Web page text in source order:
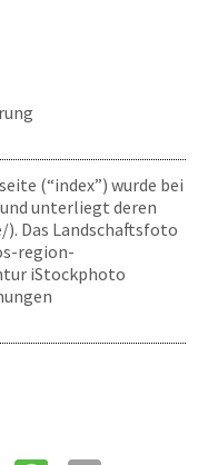
(“index”) wurde bei
unterliegt deren
Das Landschaftsfoto
region-
iStockphoto